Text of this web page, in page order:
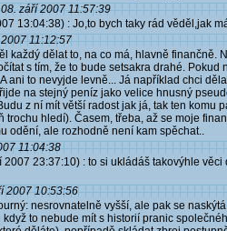
08. září 2007 11:57:39
13:04:38) : Jo,to bych taky rád věděl,jak
11:12:57
každý dělat to, na co má, hlavně finančně.
s tím, že to bude setsakra drahé.
ani to nevyjde levně... Já například chci
na stejný peníz jako velice hnusný
z ní mít větší radost jak já, tak ten komu
trochu hledí). Časem, třeba, až se moje
odění, ale rozhodně není kam spěchat..
11:04:38
2007 23:37:10) : to si ukládáš takovýhle
2007 10:53:56
nesrovnatelně vyšší, ale pak se
když to nebude mít s historií pranic